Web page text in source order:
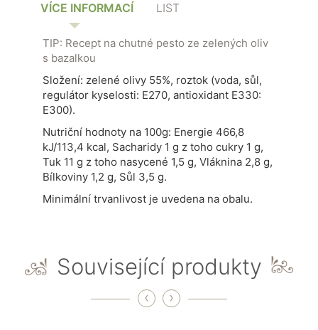
VÍCE INFORMACÍ LIST
TIP: Recept na chutné pesto ze zelených oliv
s bazalkou
Složení: zelené olivy 55%, roztok (voda, sůl,
regulátor kyselosti: E270, antioxidant E330:
E300).
Nutriční hodnoty na 100g: Energie 466,8
kJ/113,4 kcal, Sacharidy 1 g z toho cukry 1 g,
Tuk 11 g z toho nasycené 1,5 g, Vláknina 2,8 g,
Bílkoviny 1,2 g, Sůl 3,5 g.
Minimální trvanlivost je uvedena na obalu.
Související produkty
‹ ›